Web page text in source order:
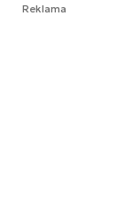
Reklama